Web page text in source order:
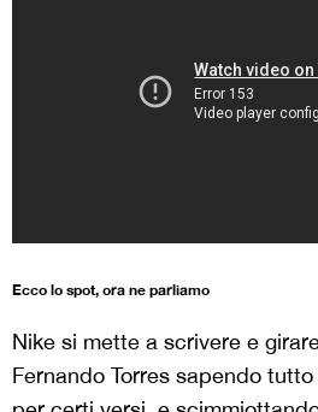
Ecco lo spot, ora ne parliamo
Nike si mette a scrivere e
Fernando Torres sapendo